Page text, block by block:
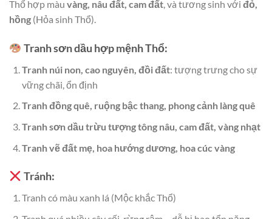
Thổ hợp màu vàng, nâu đất, cam đất, và tương sinh với đỏ,
hồng (Hỏa sinh Thổ).
Tranh sơn dầu hợp mệnh Thổ:
Tranh núi non, cao nguyên, đồi đất: tượng trưng cho sự
vững chãi, ổn định
Tranh đồng quê, ruộng bậc thang, phong cảnh làng quê
Tranh sơn dầu trừu tượng tông nâu, cam đất, vàng nhạt
Tranh vẽ đất mẹ, hoa hướng dương, hoa cúc vàng
Tránh:
Tranh có màu xanh lá (Mộc khắc Thổ)